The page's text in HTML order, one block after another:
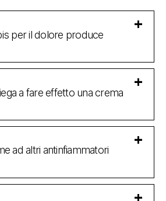
per il dolore produce
a fare effetto una crema
ad altri antinfiammatori